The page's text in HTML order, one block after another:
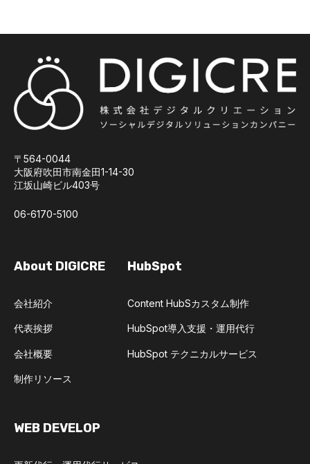
〒564-0044
大阪府吹田市南金田1-14-30
江坂山崎ビル403号
06-6170-5100
About DIGICRE
会社紹介
代表挨拶
会社概要
制作リソース
HubSpot
Content HubSカスタム制作
HubSpot導入支援・運用代行
HubSpot テクニカルサービス
WEB DEVELOP